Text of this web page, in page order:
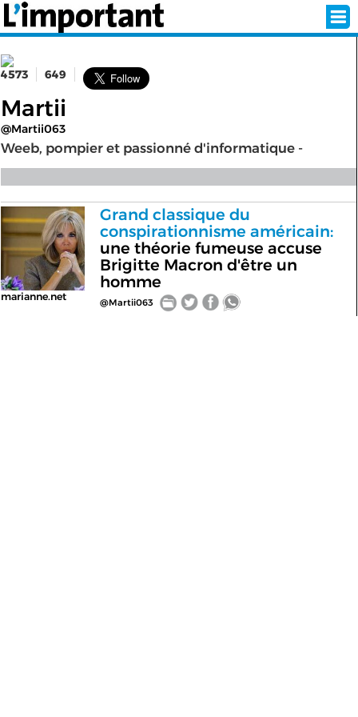
SÉLECTION DE L'ÉTÉ
SUR L'ÉCRAN D'ACCUEIL
ABONNEZ-VOUS À LA NEWSLETTER!
SUIVEZ NOUS:
4573 649
Martii
@Martii063
Weeb, pompier et passionné d'informatique -
marianne.net
Grand classique du
conspirationnisme américain:
une théorie fumeuse accuse
Brigitte Macron d'être un
homme
@Martii063